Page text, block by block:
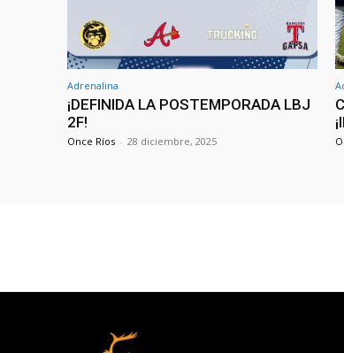
Adrenalina
¡DEFINIDA LA POSTEMPORADA LBJ
2F!
Once Ríos - 28 diciembre, 2025